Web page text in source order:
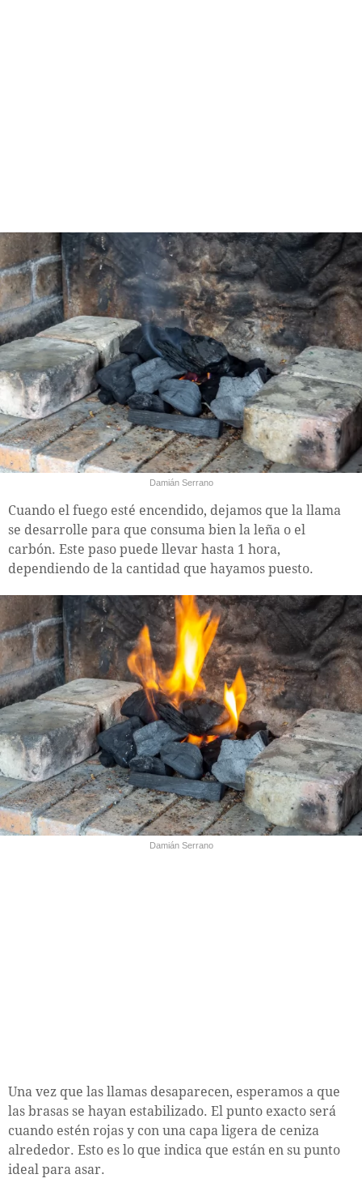
Damián Serrano
Cuando el fuego esté encendido, dejamos que la llama
se desarrolle para que consuma bien la leña o el
carbón. Este paso puede llevar hasta 1 hora,
dependiendo de la cantidad que hayamos puesto.
Damián Serrano
Una vez que las llamas desaparecen, esperamos a que
las brasas se hayan estabilizado. El punto exacto será
cuando estén rojas y con una capa ligera de ceniza
alrededor. Esto es lo que indica que están en su punto
ideal para asar.